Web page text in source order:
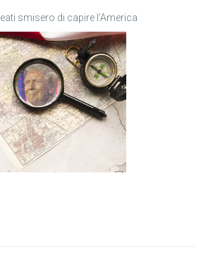
smisero di capire l’America